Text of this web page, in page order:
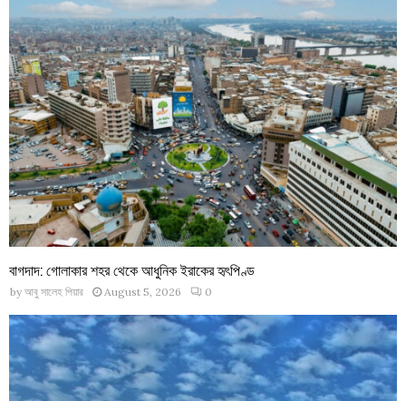
বাগদাদ: গোলাকার শহর থেকে আধুনিক ইরাকের হৃৎপিণ্ড
by আবু সালেহ পিয়ার August 5, 2026 0